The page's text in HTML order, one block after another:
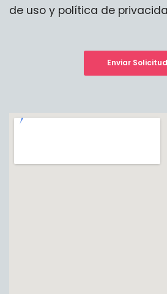
de uso y política de
Enviar Solicitud